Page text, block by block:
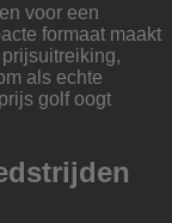
voor een
formaat maakt
als echte
golf oogt